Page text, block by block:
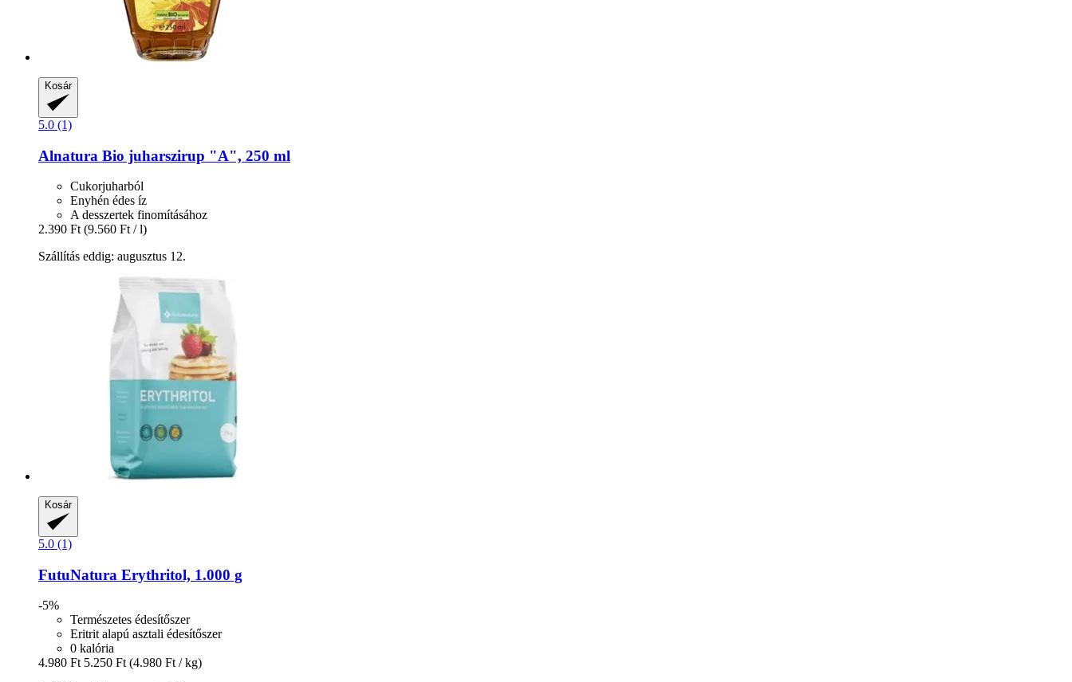
Kosár
5.0 (1)
Alnatura Bio juharszirup "A", 250 ml
Cukorjuharból
Enyhén édes íz
A desszertek finomításához
2.390 Ft (9.560 Ft / l)
Szállítás eddig: augusztus 12.
Kosár
5.0 (1)
FutuNatura Erythritol, 1.000 g
-5%
Természetes édesítőszer
Eritrit alapú asztali édesítőszer
0 kalória
4.980 Ft 5.250 Ft (4.980 Ft / kg)